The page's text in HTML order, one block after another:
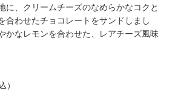
に、クリームチーズのなめらかなコクと
合わせたチョコレートをサンドしまし
かなレモンを合わせた、レアチーズ風味